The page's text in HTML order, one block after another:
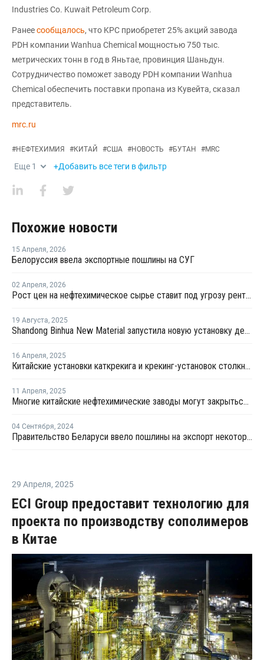
Industries Co. Kuwait Petroleum Corp.
Ранеесообщалось, что KPC приобретет 25% акций завода
PDH компании Wanhua Chemical мощностью 750 тыс.
метрических тонн в год в Яньтае, провинция Шаньдун.
Сотрудничество поможет заводу PDH компании Wanhua
Chemical обеспечить поставки пропана из Кувейта, сказал
представитель.
mrc.ru
#НЕФТЕХИМИЯ #КИТАЙ #США #НОВОСТЬ #БУТАН #MRC
Еще 1 +Добавить все теги в фильтр
Похожие новости
15 Апреля, 2026
Белоруссия ввела экспортные пошлины на СУГ
02 Апреля, 2026
Рост цен на нефтехимическое сырье ставит под угрозу рентабельность российских переработчиков пластмасс
19 Августа, 2025
Shandong Binhua New Material запустила новую установку дегидрирования пропана в Китае
16 Апреля, 2025
Китайские установки каткрекига и крекинг-установок столкнулись нехваткой сырья после ответных пошлин
11 Апреля, 2025
Многие китайские нефтехимические заводы могут закрыться из-за ответных пошлин на американский СПГ
04 Сентября, 2024
Правительство Беларуси ввело пошлины на экспорт некоторых нефтепродуктов
29 Апреля, 2025
ECI Group предоставит технологию для
проекта по производству сополимеров
в Китае